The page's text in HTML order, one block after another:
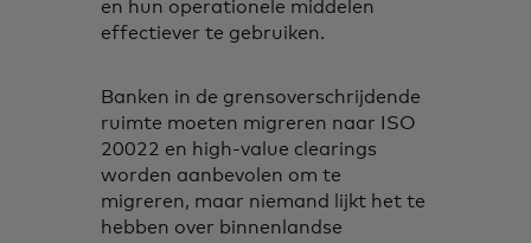
en hun operationele middelen
effectiever te gebruiken.
Banken in de grensoverschrijdende
ruimte moeten migreren naar ISO
20022 en high-value clearings
worden aanbevolen om te
migreren, maar niemand lijkt het te
hebben over binnenlandse